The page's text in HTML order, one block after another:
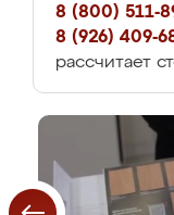
8 (800) 511-
8 (926) 409-
рассчитает